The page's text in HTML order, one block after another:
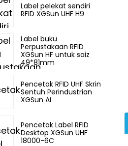
Label pelekat sendiri
RFID XGSun UHF H9
Label buku
Perpustakaan RFID
XGSun HF untuk saiz
49*81mm
Pencetak RFID UHF Skrin
Sentuh Perindustrian
XGSun AI
Pencetak Label RFID
Desktop XGSun UHF
18000-6C